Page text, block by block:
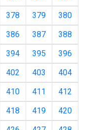
378 379
380
386 387
388
394 395
396
402 403
404
410 411
412
418 419
420